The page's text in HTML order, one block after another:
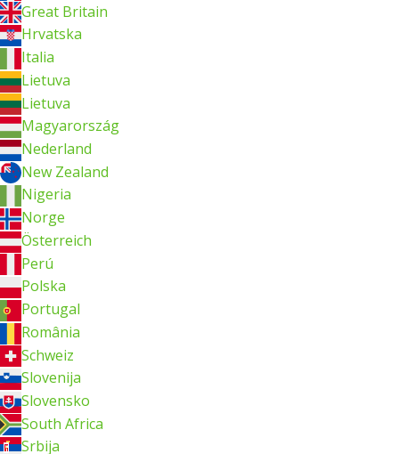
Great Britain
Hrvatska
Italia
Lietuva
Lietuva
Magyarország
Nederland
New Zealand
Nigeria
Norge
Österreich
Perú
Polska
Portugal
România
Schweiz
Slovenija
Slovensko
South Africa
Srbija